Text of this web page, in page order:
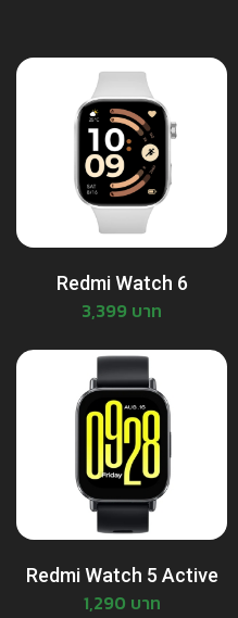
Redmi Watch 6
3,399 บาท
Redmi Watch 5 Active
1,290 บาท